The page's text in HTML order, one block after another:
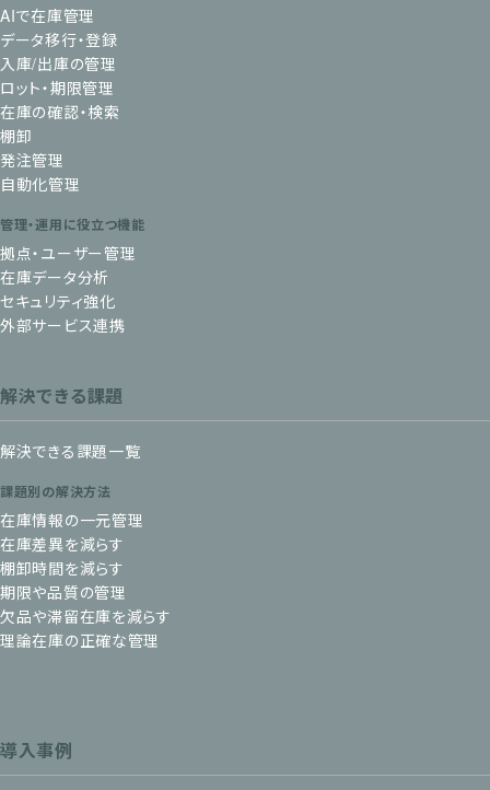
AIで在庫管理
データ移行・登録
入庫/出庫の管理
ロット・期限管理
在庫の確認・検索
棚卸
発注管理
自動化管理
管理・運用に役立つ機能
拠点・ユーザー管理
在庫データ分析
セキュリティ強化
外部サービス連携
解決できる課題
解決できる課題一覧
課題別の解決方法
在庫情報の一元管理
在庫差異を減らす
棚卸時間を減らす
期限や品質の管理
欠品や滞留在庫を減らす
理論在庫の正確な管理
導入事例